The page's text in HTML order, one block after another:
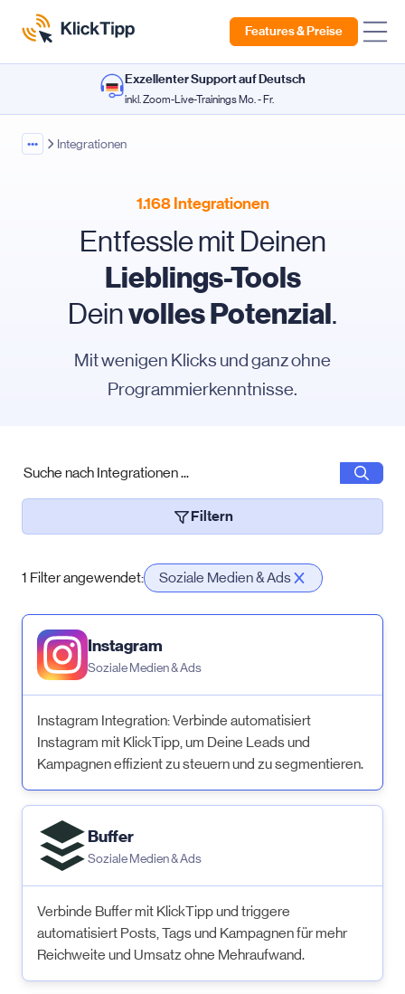
Features & Preise
Exzellenter Support auf Deutsch
inkl. Zoom-Live-Trainings Mo. - Fr.
••• Integrationen
1.168 Integrationen
Entfessle mit Deinen
Lieblings-Tools
DeinvollesPotenzial.
Mit wenigen Klicks und ganz ohne
Programmierkenntnisse.
Suche
Filtern
1 Filter angewendet: Soziale Medien & Ads
Instagram
Soziale Medien & Ads
Instagram Integration: Verbinde automatisiert
Instagram mit KlickTipp, um Deine Leads und
Kampagnen effizient zu steuern und zu segmentieren.
Buffer
Soziale Medien & Ads
Verbinde Buffer mit KlickTipp und triggere
automatisiert Posts, Tags und Kampagnen für mehr
Reichweite und Umsatz ohne Mehraufwand.